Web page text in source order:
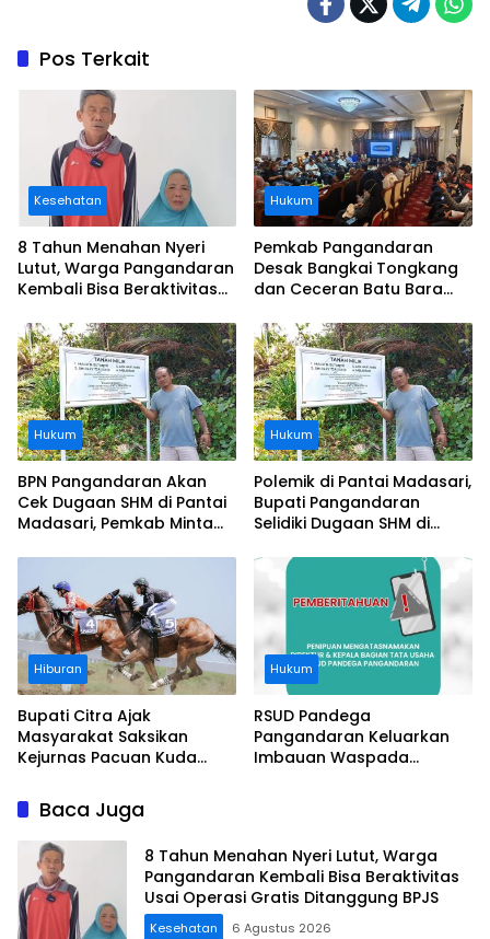
Pos Terkait
Kesehatan
8 Tahun Menahan Nyeri
Lutut, Warga Pangandaran
Kembali Bisa Beraktivitas
Ditanggung BPJS
Hukum
Pemkab Pangandaran
Desak Bangkai Tongkang
dan Ceceran Batu Bara
Buruknya Koordinasi
Perusahaan
Hukum
BPN Pangandaran Akan
Cek Dugaan SHM di Pantai
Madasari, Pemkab Minta
Hukum
Polemik di Pantai Madasari,
Bupati Pangandaran
Selidiki Dugaan SHM di
Pantai
Hiburan
Bupati Citra Ajak
Masyarakat Saksikan
Kejurnas Pacuan Kuda
Legokjawa
Hukum
RSUD Pandega
Pangandaran Keluarkan
Imbauan Waspada
Baca Juga
8 Tahun Menahan Nyeri Lutut, Warga
Pangandaran Kembali Bisa Beraktivitas
Usai Operasi Gratis Ditanggung BPJS
Kesehatan 6 Agustus 2026